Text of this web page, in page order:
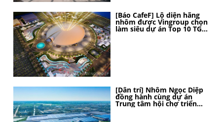
[Báo CafeF] Lộ diện hãng
nhôm được Vingroup chọn
làm siêu dự án Top 10 TG,
[Dân trí] Nhôm Ngọc Diệp
đồng hành cùng dự án
Trung tâm hội chợ triển